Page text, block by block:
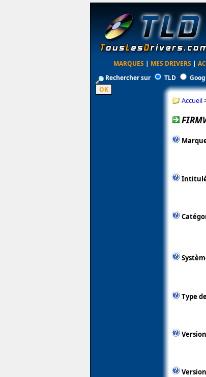
MARQUES | MES DRIVERS |
Rechercher sur
TLD
Accueil
Type
Version